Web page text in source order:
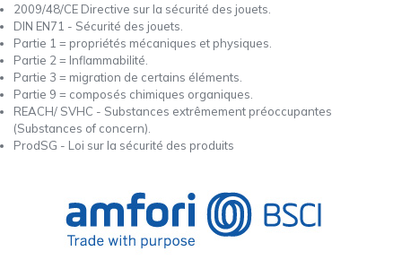
2009/48/CE Directive sur la sécurité des jouets.
DIN EN71 - Sécurité des jouets.
Partie 1 = propriétés mécaniques et physiques.
Partie 2 = Inflammabilité.
Partie 3 = migration de certains éléments.
Partie 9 = composés chimiques organiques.
REACH/ SVHC - Substances extrêmement préoccupantes
(Substances of concern).
ProdSG - Loi sur la sécurité des produits